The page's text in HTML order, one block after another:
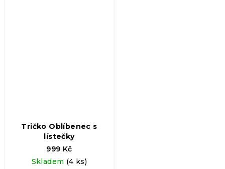
Tričko Oblíbenec s
lístečky
999 Kč
Skladem (4 ks)